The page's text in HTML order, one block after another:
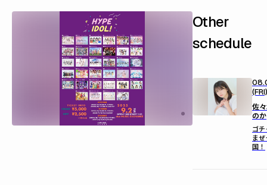
Other
schedule
(FRI)
佐
のか
ゴ
ま
国！